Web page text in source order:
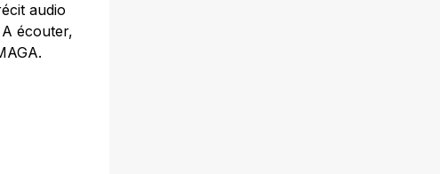
audio
écouter,